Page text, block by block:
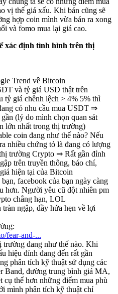
vị thế giá xấu. Khi bán cũng sẽ
hợp coin mình vừa bán ra xong
và fomo mua lại giá cao.
xác định tình hình trên thị
Trend về Bitcoin
và tỷ giá USD thật trên
tỷ giá chênh lệch > 4% 5% thì
có nhu cầu mua USDT ⇒
(lý do mình chọn quan sát
lớn nhất trong thị trường)
coin đang như thế nào? Nếu
nhiều chứng tỏ là đang có lượng
trường Crypto ⇒ Rất gần đỉnh
trên truyền thông, báo chí,
hiện tại của Bitcoin
facebook của bạn ngày càng
hơn. Người yêu cũ đột nhiên pm
chẳng hạn, LOL
ngập, đầy hứa hẹn về lợi
fear-and-...
trường đang như thế nào. Khi
hiệu đỉnh đang đến rất gần
phân tích kỹ thuật sử dụng các
Band, đường trung bình giá MA,
thể hơn những điểm mua phù
mình phân tích kỹ thuật chỉ